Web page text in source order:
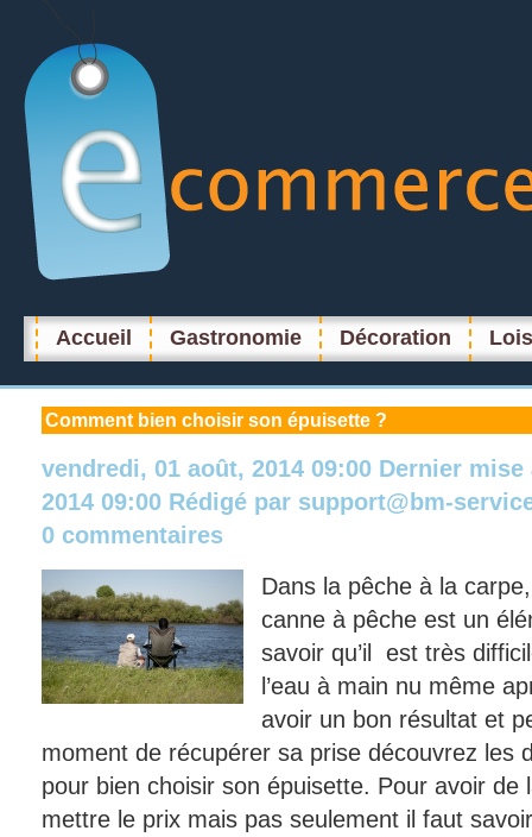
Accueil Gastronomie Décoration
Comment bien choisir son épuisette ?
vendredi, 01 août, 2014 09:00 Dernier
2014 09:00 Rédigé par support@bm-
0 commentaires
Dans la pêche à la
canne à pêche est un
savoir qu’il est très
l’eau à main nu même
avoir un bon résultat et
moment de récupérer sa prise découvrez les
pour bien choisir son épuisette. Pour avoir de
mettre le prix mais pas seulement il faut